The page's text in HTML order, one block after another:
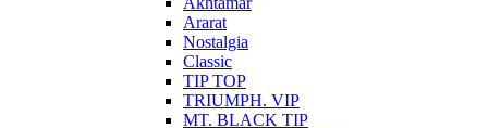
Ararat
Nostalgia
Classic
TIP TOP
TRIUMPH. VIP
MT. BLACK TIP